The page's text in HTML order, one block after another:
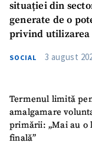
situației din
generate de o
privind utilizarea
SOCIAL 3 august
Termenul limită
amalgamare
primării: „Mai au o
finală”